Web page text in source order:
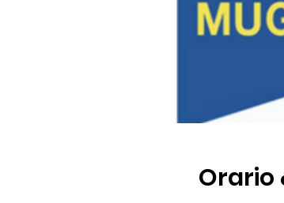
Orario